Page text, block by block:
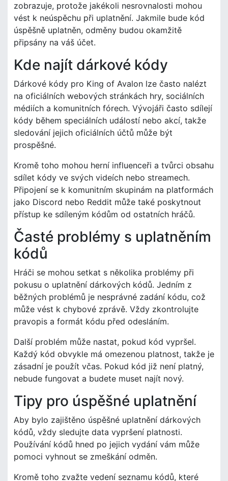
zobrazuje, protože jakékoli nesrovnalosti mohou
vést k neúspěchu při uplatnění. Jakmile bude kód
úspěšně uplatněn, odměny budou okamžitě
připsány na váš účet.
Kde najít dárkové kódy
Dárkové kódy pro King of Avalon lze často nalézt
na oficiálních webových stránkách hry, sociálních
médiích a komunitních fórech. Vývojáři často sdílejí
kódy během speciálních událostí nebo akcí, takže
sledování jejich oficiálních účtů může být
prospěšné.
Kromě toho mohou herní influenceři a tvůrci obsahu
sdílet kódy ve svých videích nebo streamech.
Připojení se k komunitním skupinám na platformách
jako Discord nebo Reddit může také poskytnout
přístup ke sdíleným kódům od ostatních hráčů.
Časté problémy s uplatněním
kódů
Hráči se mohou setkat s několika problémy při
pokusu o uplatnění dárkových kódů. Jedním z
běžných problémů je nesprávné zadání kódu, což
může vést k chybové zprávě. Vždy zkontrolujte
pravopis a formát kódu před odesláním.
Další problém může nastat, pokud kód vypršel.
Každý kód obvykle má omezenou platnost, takže je
zásadní je použít včas. Pokud kód již není platný,
nebude fungovat a budete muset najít nový.
Tipy pro úspěšné uplatnění
Aby bylo zajištěno úspěšné uplatnění dárkových
kódů, vždy sledujte data vypršení platnosti.
Používání kódů hned po jejich vydání vám může
pomoci vyhnout se zmeškání odměn.
Kromě toho zvažte vedení seznamu kódů, které